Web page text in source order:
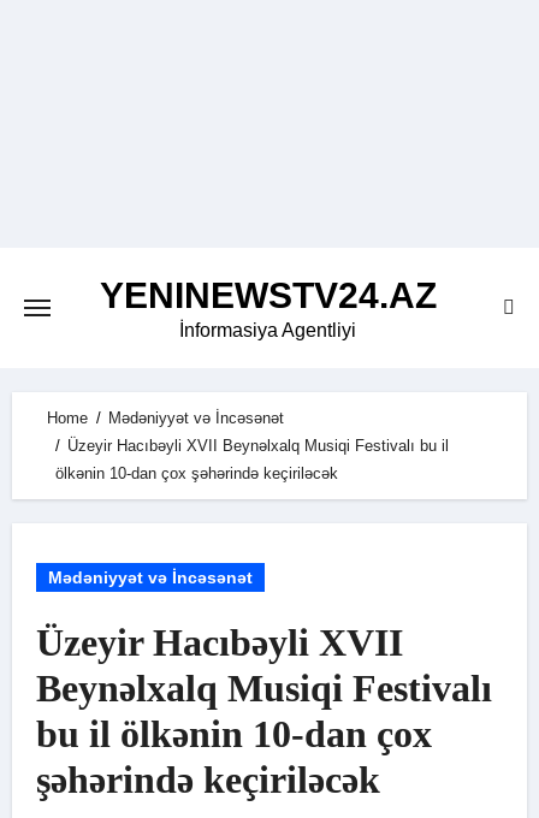
YENINEWSTV24.AZ
İnformasiya Agentliyi
Home
Mədəniyyət və İncəsənət
Üzeyir Hacıbəyli XVII Beynəlxalq Musiqi Festivalı bu il
ölkənin 10-dan çox şəhərində keçiriləcək
Mədəniyyət və İncəsənət
Üzeyir Hacıbəyli XVII
Beynəlxalq Musiqi Festivalı
bu il ölkənin 10-dan çox
şəhərində keçiriləcək